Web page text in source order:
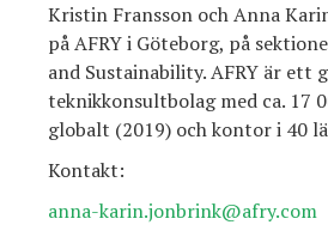
Kristin Fransson och Anna
på AFRY i Göteborg, på
and Sustainability. AFRY är ett
teknikkonsultbolag med ca. 17
globalt (2019) och kontor i 40
Kontakt:
anna-karin.jonbrink@afry.com